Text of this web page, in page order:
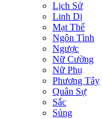
Lịch Sử
Linh Dị
Mạt Thế
Ngôn Tình
Ngược
Nữ Cường
Nữ Phụ
Phương Tây
Quân Sự
Sắc
Sủng